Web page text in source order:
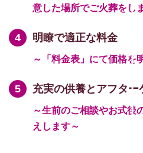
意した場所でご火葬をし
明瞭で適正な料金
～「料金表」にて価格を
充実の供養とアフター
～生前のご相談やお式後
えします～